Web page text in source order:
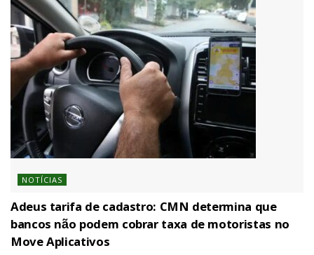
NOTÍCIAS
Adeus tarifa de cadastro: CMN determina que
bancos não podem cobrar taxa de motoristas no
Move Aplicativos